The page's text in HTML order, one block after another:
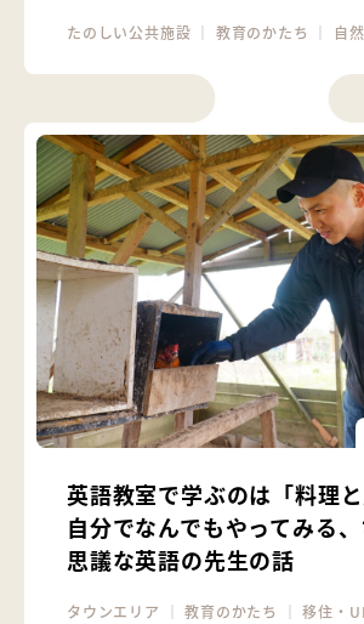
たのしい公共施設 ｜ 教育のかたち ｜ 自
英語教室で学ぶのは「料理
自分でなんでもやってみる
思議な英語の先生の話
タウンエリア ｜教育のかたち ｜移住・